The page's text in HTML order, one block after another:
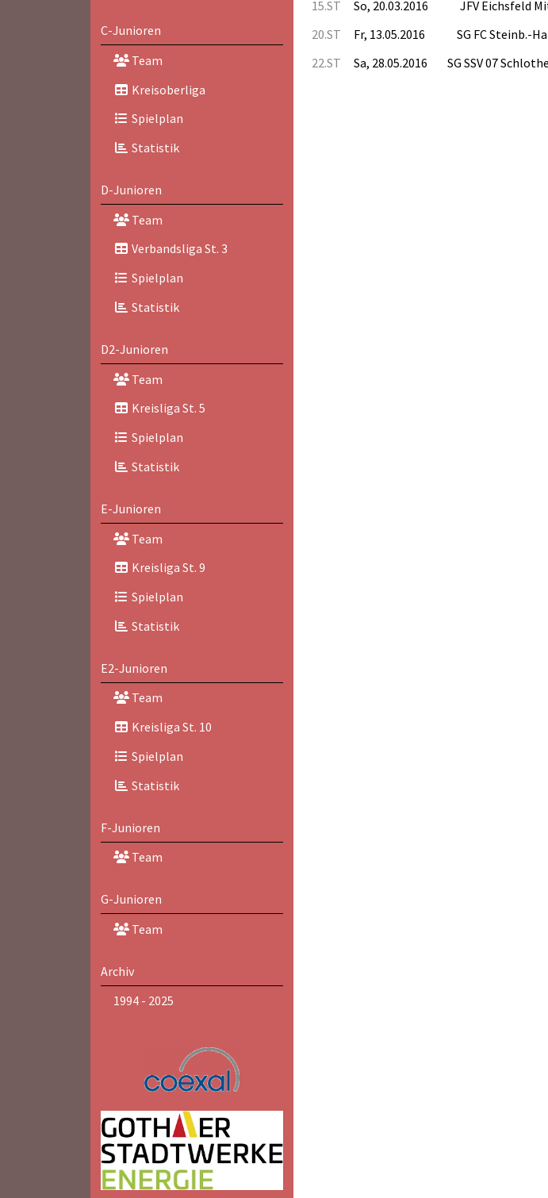
C-Junioren
Team
Kreisoberliga
Spielplan
Statistik
D-Junioren
Team
Verbandsliga St. 3
Spielplan
Statistik
D2-Junioren
Team
Kreisliga St. 5
Spielplan
Statistik
E-Junioren
Team
Kreisliga St. 9
Spielplan
Statistik
E2-Junioren
Team
Kreisliga St. 10
Spielplan
Statistik
F-Junioren
Team
G-Junioren
Team
Archiv
1994 - 2025
15.ST So, 20.03.2016 JFV Eichsfeld
20.ST Fr, 13.05.2016 SG FC Steinb.-
22.ST Sa, 28.05.2016 SG SSV 07